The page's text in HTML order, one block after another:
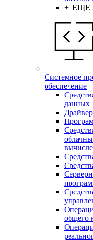
+ ЕЩЕ
Системное
обеспечение
данных
общего